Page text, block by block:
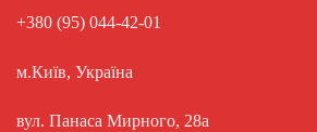
+380 (95) 044-42-01
м.Київ, Україна
вул. Панаса Мирного, 28а